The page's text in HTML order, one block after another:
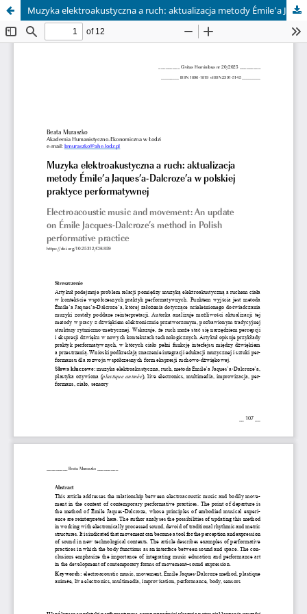
Muzyka elektroakustyczna a ruch: aktualizacja metody Émile’a Jaques’a-Dalcroze’a w polskiej praktyce performatywnej